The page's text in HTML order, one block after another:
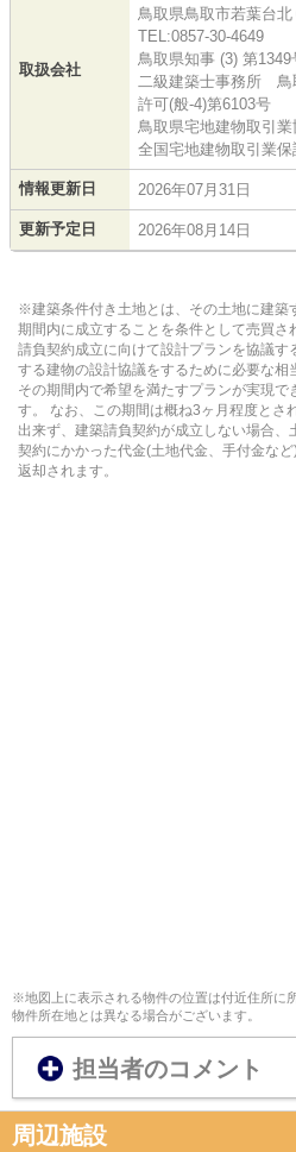
取扱会社
鳥取県鳥取市若葉台
TEL:0857-30-4649
鳥取県知事 (3) 第1349
二級建築士事務所
許可(般-4)第6103号
鳥取県宅地建物取引業
全国宅地建物取引業保
情報更新日 2026年07月31日
更新予定日 2026年08月14日
※建築条件付き土地とは、その土地に建築
期間内に成立することを条件として売買
請負契約成立に向けて設計プランを協議す
する建物の設計協議をするために必要な相
その期間内で希望を満たすプランが実現で
す。 なお、この期間は概ね3ヶ月程度とさ
出来ず、建築請負契約が成立しない場合
契約にかかった代金(土地代金、手付金な
返却されます。
※地図上に表示される物件の位置は付近住所に
物件所在地とは異なる場合がございます。
担当者のコメント
周辺施設